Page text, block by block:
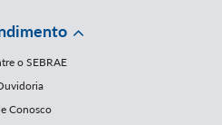
o SEBRAE
Conosco